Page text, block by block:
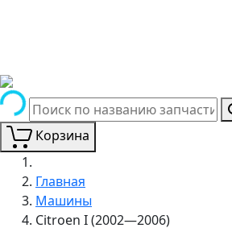
Корзина
Главная
Машины
Citroen I (2002—2006)